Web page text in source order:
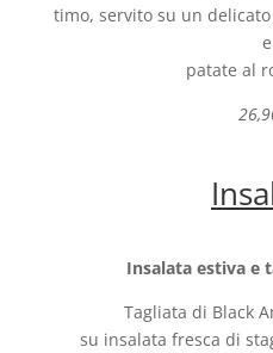
timo, servito su un
e
patate al
Insalata estiva e
Tagliata di Black
su insalata fresca di